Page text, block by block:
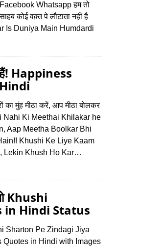
Whatsapp हम तो
कोई वक़्त पे लौटाता नहीं है
Is Duniya Main Humdardi
हैं! Happiness
का मुंह मीठा करें, आप मीठा बोलकर
Nahi Ki Meethai Khilakar he
Aap Meetha Boolkar Bhi
Khushi Ke Liye Kaam
Lekin Khush Ho Kar…
Khushi
in Hindi Status
Sharton Pe Zindagi Jiya
in Hindi with Images